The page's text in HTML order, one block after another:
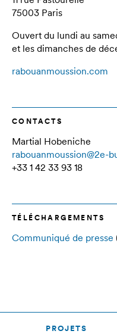
75003 Paris
Ouvert du lundi au
et les dimanches de
rabouanmoussion.com
CONTACTS
Martial Hobeniche
rabouanmoussion@2e-
+33 1 42 33 93 18
TÉLÉCHARGEMENTS
Communiqué de presse
PROJETS